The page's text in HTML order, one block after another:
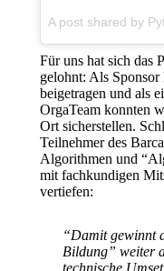
Für uns hat sich das
gelohnt: Als
beigetragen und als
OrgaTeam konnten
Ort sicherstellen.
Teilnehmer des
Algorithmen und
mit fachkundigen
vertiefen:
“Damit gewinnt
Bildung” weiter
technische